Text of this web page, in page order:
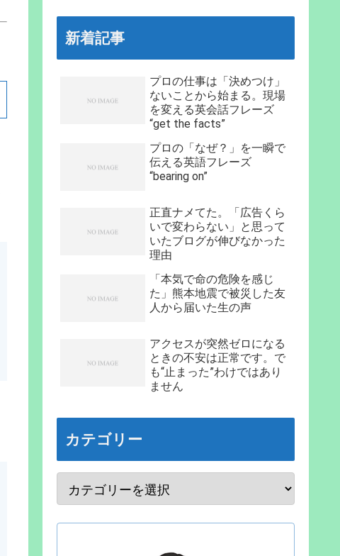
新着記事
プロの仕事は「決めつけ」
ないことから始まる。現場
を変える英会話フレーズ
“get the facts”
プロの「なぜ？」を一瞬で
伝える英語フレーズ
“bearing on”
正直ナメてた。「広告くら
いで変わらない」と思って
いたブログが伸びなかった
理由
「本気で命の危険を感じ
た」熊本地震で被災した友
人から届いた生の声
アクセスが突然ゼロになる
ときの不安は正常です。で
も“止まった”わけではあり
ません
カテゴリー